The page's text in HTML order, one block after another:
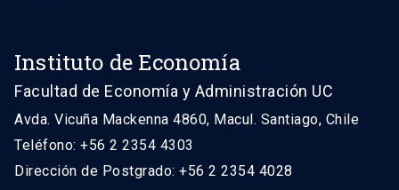
Instituto de Economía
Facultad de Economía y Administración UC
Avda. Vicuña Mackenna 4860, Macul. Santiago, Chile
Teléfono: +56 2 2354 4303
Dirección de Postgrado: +56 2 2354 4028